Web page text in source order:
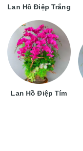
Lan Hồ Điệp Trắng
Lan Hồ Điệp Tím